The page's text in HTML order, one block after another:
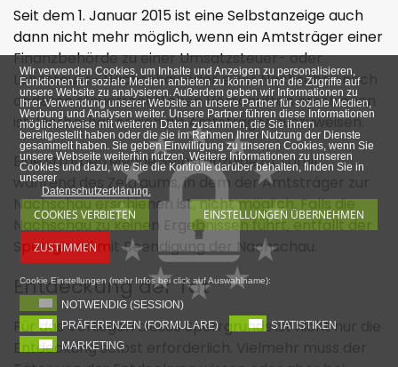
Wir verwenden Cookies, um Inhalte und Anzeigen zu personalisieren,
Funktionen für soziale Medien anbieten zu können und die Zugriffe auf
unsere Website zu analysieren. Außerdem geben wir Informationen zu
Ihrer Verwendung unserer Website an unsere Partner für soziale Medien,
Werbung und Analysen weiter. Unsere Partner führen diese Informationen
möglicherweise mit weiteren Daten zusammen, die Sie ihnen
bereitgestellt haben oder die sie im Rahmen Ihrer Nutzung der Dienste
gesammelt haben. Sie geben Einwilligung zu unseren Cookies, wenn Sie
unsere Webseite weiterhin nutzen. Weitere Informationen zu unseren
Cookies und dazu, wie Sie die Kontrolle darüber behalten, finden Sie in
unserer
Datenschutzerklärung.
COOKIES VERBIETEN EINSTELLUNGEN ÜBERNEHMEN
ZUSTIMMEN
Cookie Einstellungen (mehr Infos bei click auf Auswahlname):
NOTWENDIG (SESSION)
PRÄFERENZEN (FORMULARE)
STATISTIKEN
MARKETING
Seit dem 1. Januar 2015 ist eine Selbstanzeige auch
dann nicht mehr möglich, wenn ein Amtsträger einer
Finanzbehörde zu einer Umsatzsteuer- oder
Lohnsteuer- Nachschau oder einer Nachschau nach
anderen steuerrechtlichen Vorschriften erschienen
ist. Hierbei hat er sich als Amtsträger auszuweisen.
Eine strafbefreiende Selbstanzeige ist somit
während des Zeitraums, in dem der Amtsträger zur
Nachschau erschienen ist, nicht möglich. Falls die
Nachschau zu keinen Ergebnissen führt, entfällt der
Sperrgrund mit Beendigung der Nachschau.
Entdeckung der Tat
Für das Vorliegen dieses Sperrgrunds ist nicht nur die
Entdeckung selbst erforderlich. Vielmehr muss der